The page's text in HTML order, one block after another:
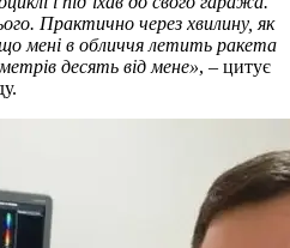
Практично через хвилину, як
мені в обличчя летить ракета
десять від мене», – цитує